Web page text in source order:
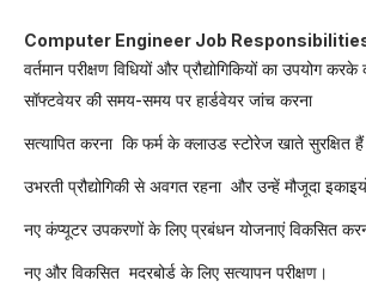
Computer Engineer Job
वर्तमान परीक्षण विधियों और प्रौद्योगिकियों का उपयोग
सॉफ्टवेयर की समय-समय पर हार्डवेयर जांच करना
सत्यापित करना कि फर्म के क्लाउड स्टोरेज खाते सुरक्षित
उभरती प्रौद्योगिकी से अवगत रहना और उन्हें मौजूदा
नए कंप्यूटर उपकरणों के लिए प्रबंधन योजनाएं विकसित
नए और विकसित मदरबोर्ड के लिए सत्यापन परीक्षण।